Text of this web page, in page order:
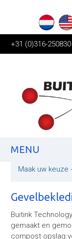
+31 (0)316-250830
MENU
Maak uw keuze
Buitink
gemaakt en
compost opslag